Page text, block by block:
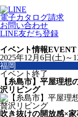
電子カタログ請求
お問い合わせ
LINE友だち登録
イベント情報EVENT
2025年12月6日(土)～
福岡
イベント終了
【糸島市】平屋理想
沢リビング
吹き抜けの開放感×